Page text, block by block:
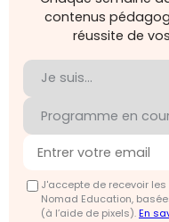
contenus
réussite de
J'accepte de recevoir
Nomad Education,
(à l’aide de pixels).En